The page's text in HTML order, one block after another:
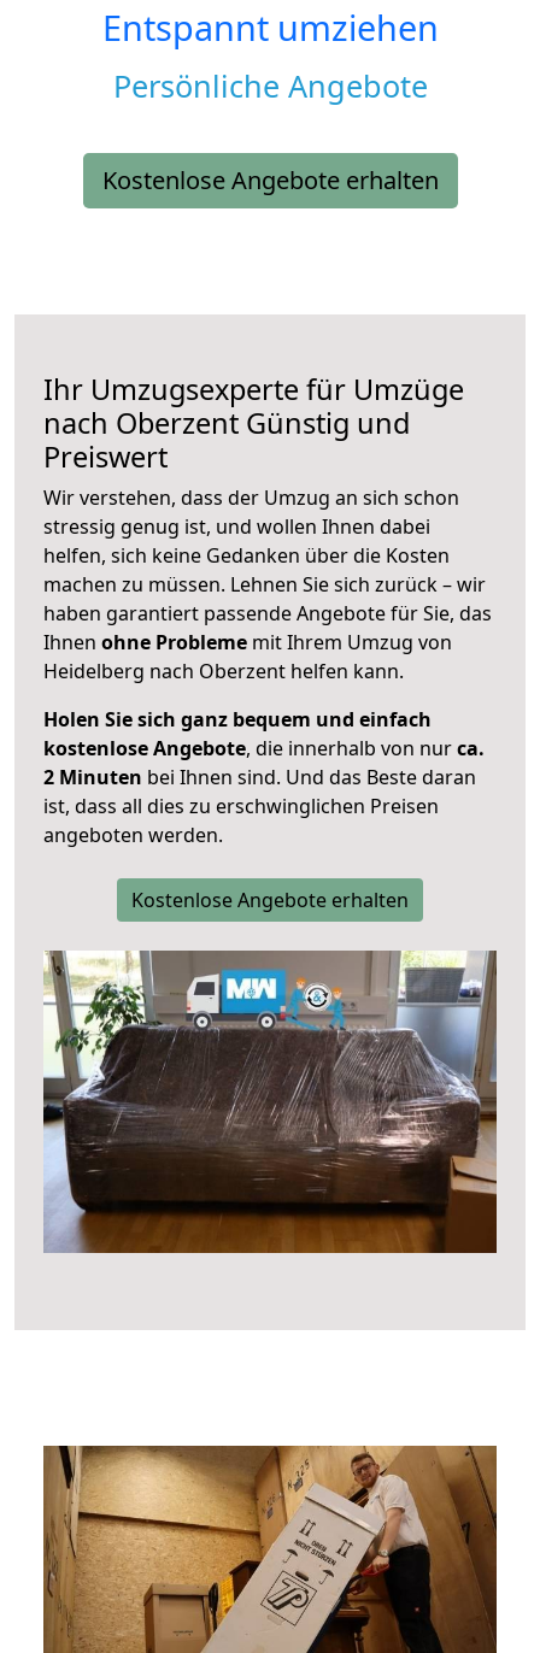
Entspannt umziehen
Persönliche Angebote
Kostenlose Angebote erhalten
Ihr Umzugsexperte für Umzüge
nach Oberzent Günstig und
Preiswert
Wir verstehen, dass der Umzug an sich schon
stressig genug ist, und wollen Ihnen dabei
helfen, sich keine Gedanken über die Kosten
machen zu müssen. Lehnen Sie sich zurück – wir
haben garantiert passende Angebote für Sie, das
Ihnen ohne Probleme mit Ihrem Umzug von
Heidelberg nach Oberzent helfen kann.
Holen Sie sich ganz bequem und einfach
kostenlose Angebote, die innerhalb von nurca.
2 Minuten bei Ihnen sind. Und das Beste daran
ist, dass all dies zu erschwinglichen Preisen
angeboten werden.
Kostenlose Angebote erhalten